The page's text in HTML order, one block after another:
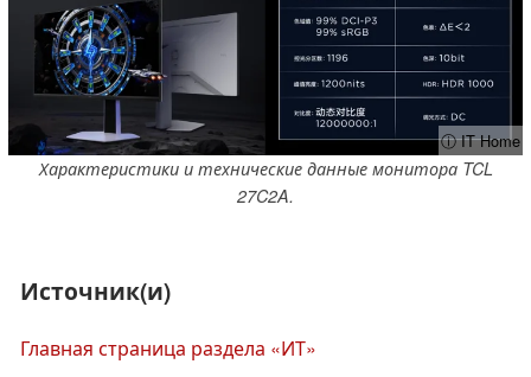
ⓘ IT Home
Характеристики и технические данные монитора TCL
27C2A.
Источник(и)
Главная страница раздела «ИТ»